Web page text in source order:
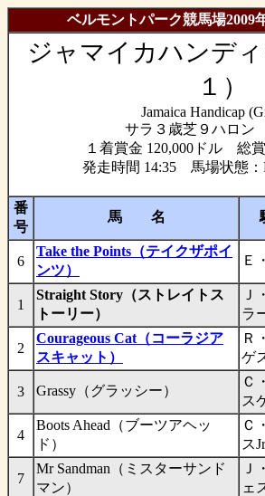
ベルモントパーク競馬場2009
ジャマイカハンデ
１）
Jamaica Handicap
サラ３歳芝９ハロン
１着賞金 120,000ドル 総
発走時間 14:35 馬場状態
番
号
馬 名
6
Take the Points（テイクザポイ
ンツ）
Ｅ
1
Straight Story（ストレイトス
トーリー）
Ｊ
ラ
2
Courageous Cat（コーラジア
スキャット）
Ｒ
ゲ
3 Grassy（グラッシー）
Ｃ
ス
4
Boots Ahead（ブーツアヘッ
ド）
Ｃ
スJr
7
Mr Sandman（ミスターサンド
マン）
Ｊ
ェ